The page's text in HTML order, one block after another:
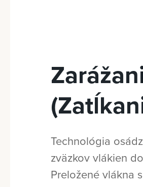
Technológia
zväzkov vlákien
Preložené vlákna